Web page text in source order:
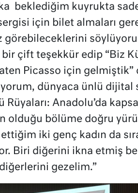
beklediğim kuyrukta
için bilet almaları
görebileceklerini
bir çift teşekkür edip “Biz
Picasso için gelmiştik”
dünyaca ünlü dijital
Rüyaları: Anadolu’da
olduğu bölüme doğru
iki genç kadın da
Biri diğerini ikna etmiş
gezelim.”